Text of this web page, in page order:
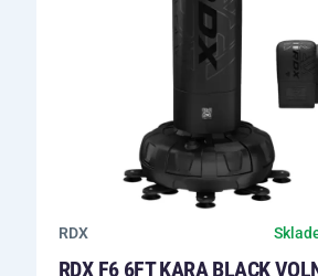
RDX
RDX F6 6FT KARA BLACK